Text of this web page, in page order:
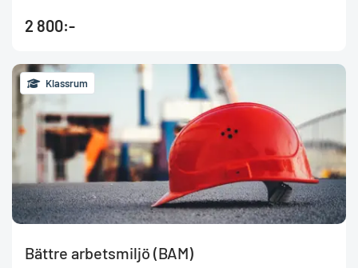
2 800:-
Klassrum
Bättre arbetsmiljö (BAM)